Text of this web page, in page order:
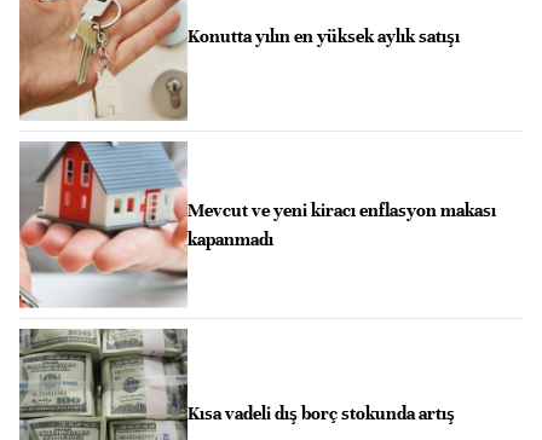
Konutta yılın en yüksek aylık satışı
Mevcut ve yeni kiracı enflasyon makası
kapanmadı
Kısa vadeli dış borç stokunda artış